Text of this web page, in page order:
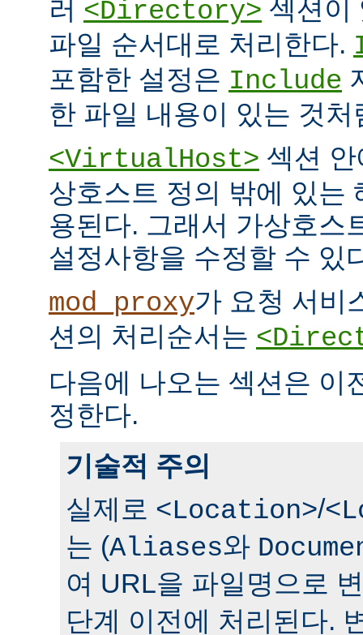
러 <Directory> 섹션이
파일 순서대로 처리한다.
포함한 설정은 Include
한 파일 내용이 있는 것처
<VirtualHost> 섹션
상호스트 정의 밖에 있는
용된다. 그래서 가상호스
설정사항을 수정할 수 있
mod_proxy가 요청 서비
션의 처리순서는
다음에 나오는 섹션은 이
정한다.
기술적 주의
실제로 <Location>/
는 (Aliases와
여 URL을 파일명으로
단계 이전에 처리된다.